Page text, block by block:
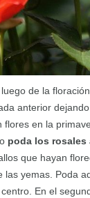
de la
anterior
flores en la
poda los rosales
que hayan
yemas. Poda
En el